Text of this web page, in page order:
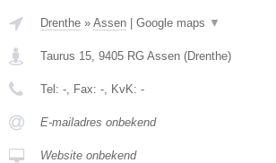
Drenthe » Assen Google maps ▼
Taurus 15, 9405 RG Assen (Drenthe)
Tel: -, Fax: -, KvK: -
E-mailadres onbekend
Website onbekend